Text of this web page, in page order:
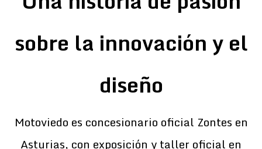
sobre la innovación y el
diseño
Motoviedo es concesionario oficial Zontes en
Asturias, con exposición y taller oficial en